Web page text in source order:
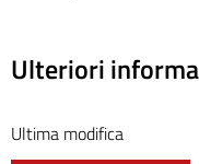
Ulteriori
Ultima modifica